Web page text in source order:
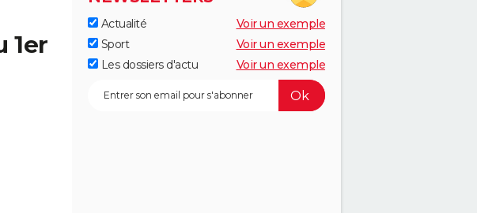
1er
Actualité
Voir un exemple
Sport
Voir un exemple
Les dossiers d'actu
Voir un exemple